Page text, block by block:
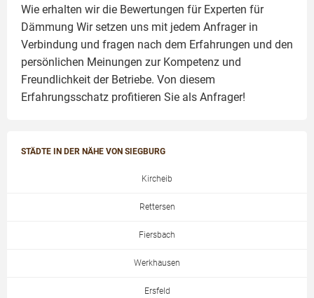
Wie erhalten wir die Bewertungen für Experten für
Dämmung Wir setzen uns mit jedem Anfrager in
Verbindung und fragen nach dem Erfahrungen und den
persönlichen Meinungen zur Kompetenz und
Freundlichkeit der Betriebe. Von diesem
Erfahrungsschatz profitieren Sie als Anfrager!
STÄDTE IN DER NÄHE VON SIEGBURG
Kircheib
Rettersen
Fiersbach
Werkhausen
Ersfeld